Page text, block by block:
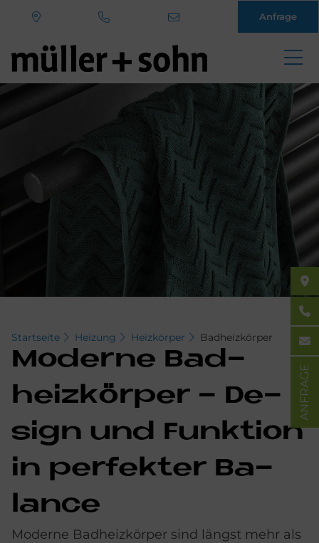
zum
Anfrage
Startseite Heizung Heizkörper Badheizkörper
Mo­der­ne Bad­
heiz­kör­per - De­
sign und Funk­ti­on
in per­fek­ter Ba­
lan­ce
Moderne Badheizkörper sind längst mehr als
ANFRAGE